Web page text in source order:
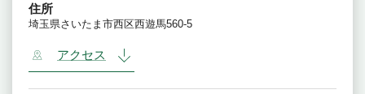
住所
埼玉県さいたま市西区西遊馬560-5
アクセス